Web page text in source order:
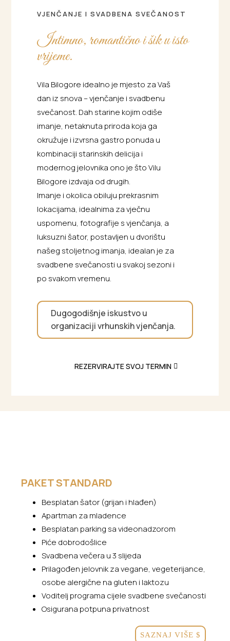
VJENČANJE I SVADBENA SVEČANOST
Intimno, romantično i šik u isto
vrijeme.
Vila Bilogore idealno je mjesto za Vaš
dan iz snova – vjenčanje i svadbenu
svečanost. Dah starine kojim odiše
imanje, netaknuta priroda koja ga
okružuje i izvrsna gastro ponuda u
kombinaciji starinskih delicija i
modernog jelovnika ono je što Vilu
Bilogore izdvaja od drugih.
Imanje i okolica obiluju prekrasnim
lokacijama, idealnima za vječnu
uspomenu, fotografije s vjenčanja, a
luksuzni šator, postavljen u dvorištu
našeg stoljetnog imanja, idealan je za
svadbene svečanosti u svakoj sezoni i
po svakom vremenu.
Dugogodišnje iskustvo u
organizaciji vrhunskih vjenčanja.
REZERVIRAJTE SVOJ TERMIN
PAKET STANDARD
Besplatan šator (grijan i hlađen)
Apartman za mladence
Besplatan parking sa videonadzorom
Piće dobrodošlice
Svadbena večera u 3 slijeda
Prilagođen jelovnik za vegane, vegeterijance,
osobe alergične na gluten i laktozu
Voditelj programa cijele svadbene svečanosti
Osigurana potpuna privatnost
SAZNAJ VIŠE $